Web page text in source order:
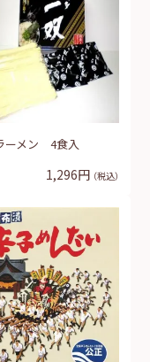
ーメン 4食入
1,296円 （税込）